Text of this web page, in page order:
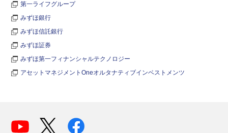
第一ライフグループ
みずほ銀行
みずほ信託銀行
みずほ証券
みずほ第一フィナンシャルテクノロジー
アセットマネジメントOneオルタナティブインベストメンツ